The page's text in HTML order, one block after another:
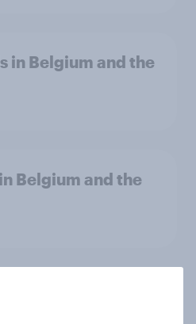
in Belgium and the
Belgium and the